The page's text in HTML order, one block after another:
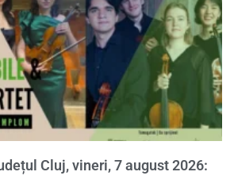
Cluj, vineri, 7 august 2026: